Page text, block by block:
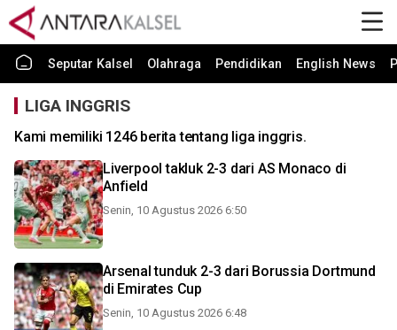
Seputar Kalsel Olahraga Pendidikan English News
LIGA INGGRIS
Kami memiliki 1246 berita tentang liga inggris.
Liverpool takluk 2-3 dari AS Monaco di
Anfield
Senin, 10 Agustus 2026 6:50
Arsenal tunduk 2-3 dari Borussia Dortmund
di Emirates Cup
Senin, 10 Agustus 2026 6:48